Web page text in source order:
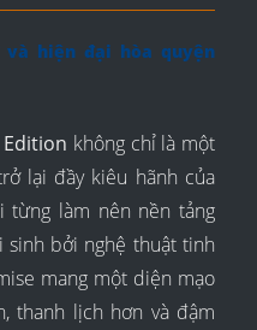
hiện đại hòa quyện
không chỉ là một
lại đầy kiêu hãnh của
từng làm nên nền tảng
sinh bởi nghệ thuật tinh
mang một diện mạo
thanh lịch hơn và đậm